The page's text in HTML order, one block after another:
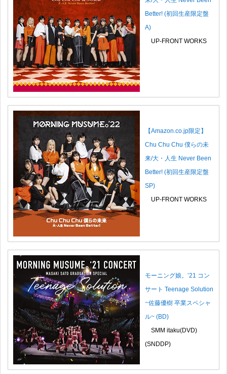
Better! (初回生産限定盤
A)
UP-FRONT WORKS
【Amazon.co.jp限定】
Chu Chu Chu 僕らの未
来/大・人生 Never Been
Better! (初回生産限定盤
SP)
UP-FRONT WORKS
モーニング娘。’21 コン
サート Teenage Solution
~佐藤優樹 卒業スペシャ
ル~ (BD)
SMM itaku(DVD)
(SNDDP)